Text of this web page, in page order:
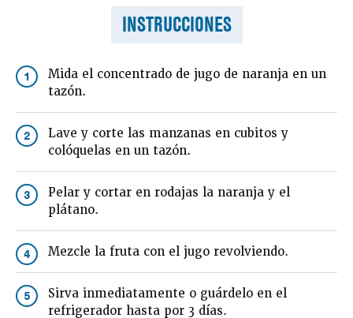
INSTRUCCIONES
1
Mida el concentrado de jugo de naranja en un
tazón.
2
Lave y corte las manzanas en cubitos y
colóquelas en un tazón.
3
Pelar y cortar en rodajas la naranja y el
plátano.
4 Mezcle la fruta con el jugo revolviendo.
5
Sirva inmediatamente o guárdelo en el
refrigerador hasta por 3 días.